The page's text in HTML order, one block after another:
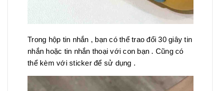
Trong hộp tin nhắn , bạn có thể trao đổi 30 giây tin
nhắn hoặc tin nhắn thoại với con bạn . Cũng có
thể kèm với sticker để sử dụng .